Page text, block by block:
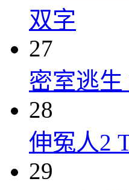
双字
27
密室逃生
28
伸冤人2
29